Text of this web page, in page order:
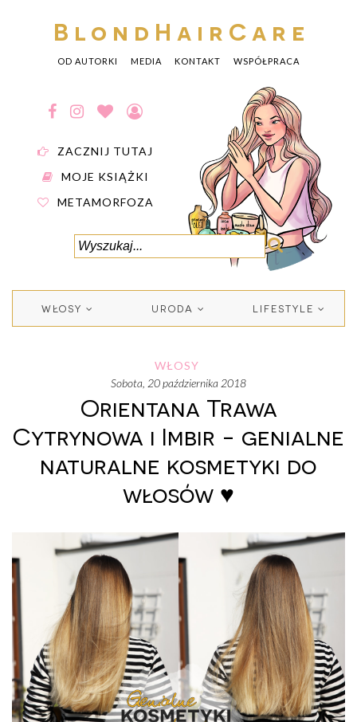
BlondHairCare
OD AUTORKI MEDIA KONTAKT WSPÓŁPRACA
ZACZNIJ TUTAJ
MOJE KSIĄŻKI
METAMORFOZA
WŁOSY URODA LIFESTYLE
WŁOSY
sobota, 20 października 2018
Orientana Trawa
Cytrynowa i Imbir - genialne
naturalne kosmetyki do
włosów ♥